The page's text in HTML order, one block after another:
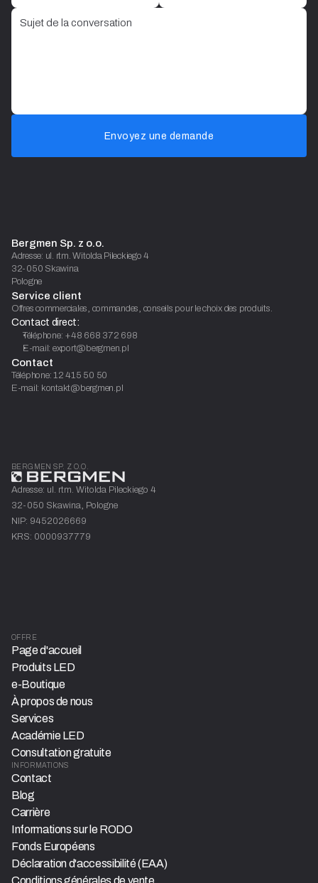
Envoyez une demande
Bergmen Sp. z o.o.
Adresse: ul. rtm. Witolda Pileckiego 4
32-050 Skawina
Pologne
Service client
Offres commerciales, commandes, conseils pour le choix des produits.
Contact direct:
Téléphone: +48 668 372 698
E-mail: export@bergmen.pl
Contact
Téléphone: 12 415 50 50
E-mail: kontakt@bergmen.pl
BERGMEN SP. Z O.O.
Adresse: ul. rtm. Witolda Pileckiego 4
32-050 Skawina, Pologne
NIP: 9452026669
KRS: 0000937779
OFFRE
Page d'accueil
Produits LED
e-Boutique
À propos de nous
Services
Académie LED
Consultation gratuite
INFORMATIONS
Contact
Blog
Carrière
Informations sur le RODO
Fonds Européens
Déclaration d'accessibilité (EAA)